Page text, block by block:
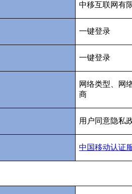
中移互联网有
一键登录
一键登录
网络类型、网
商
用户同意隐私
中国移动认证